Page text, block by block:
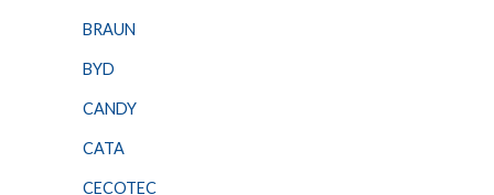
BRAUN
BYD
CANDY
CATA
CECOTEC